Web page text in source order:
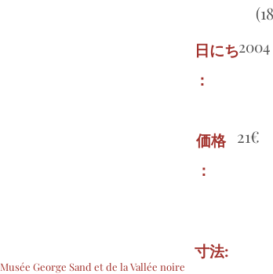
2004
日にち
：
21€
価格
：
Musée George Sand et de la Vallée noire
寸法: